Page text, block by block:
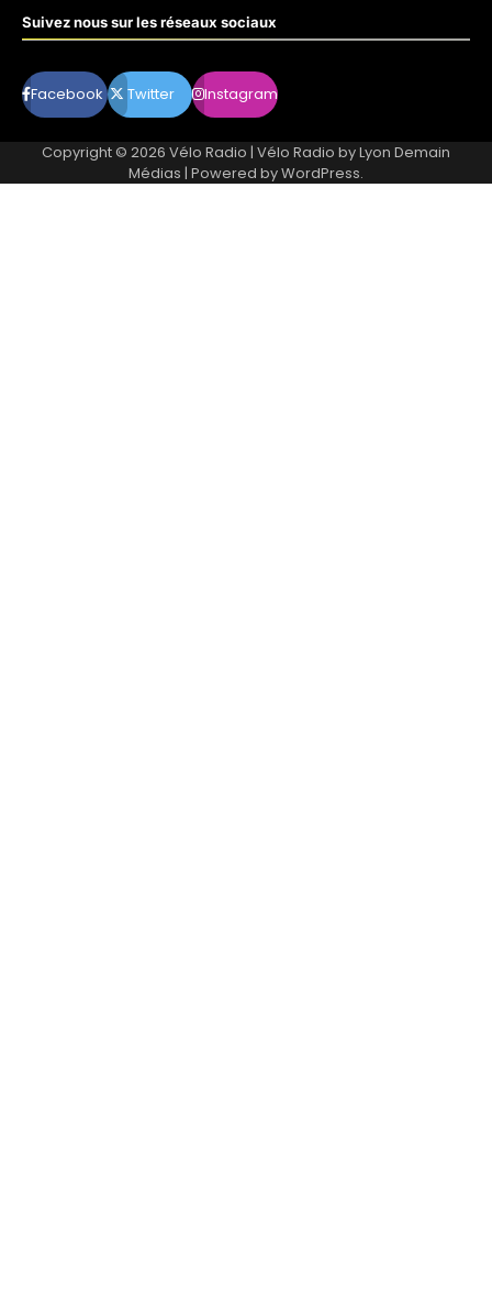
Suivez nous sur les réseaux sociaux
Facebook Twitter Instagram
Copyright © 2026 Vélo Radio | Vélo Radio byLyon Demain
Médias | Powered byWordPress.